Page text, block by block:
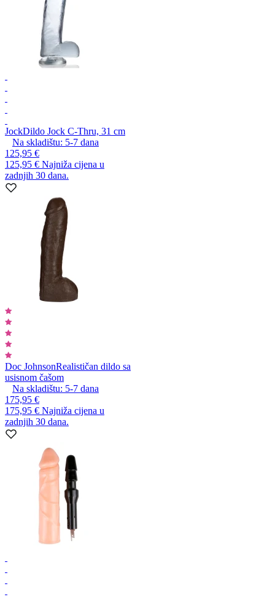
JockDildo Jock C-Thru, 31 cm
Na skladištu: 5-7 dana
125,95 €
125,95 € Najniža cijena u
zadnjih 30 dana.
Doc JohnsonRealističan dildo sa
usisnom čašom
Na skladištu: 5-7 dana
175,95 €
175,95 € Najniža cijena u
zadnjih 30 dana.